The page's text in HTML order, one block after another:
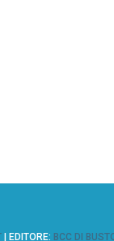
| EDITORE: BCC DI